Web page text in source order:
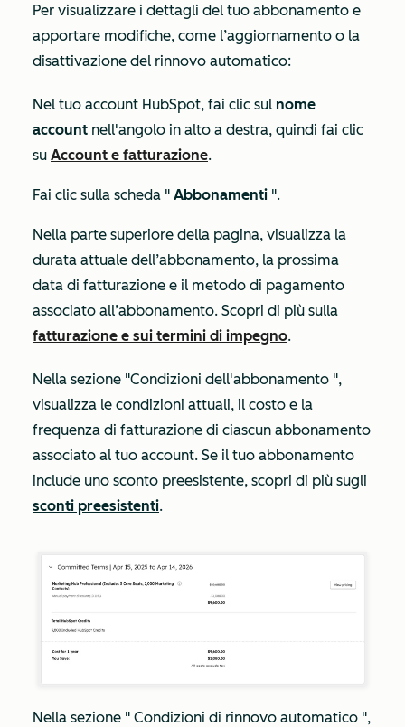
Per visualizzare i dettagli del tuo abbonamento e
apportare modifiche, come l’aggiornamento o la
disattivazione del rinnovo automatico:
Nel tuo account HubSpot, fai clic sul nome
account nell'angolo in alto a destra, quindi fai clic
su Account e fatturazione.
Fai clic sulla scheda " Abbonamenti ".
Nella parte superiore della pagina, visualizza la
durata attuale dell’abbonamento, la prossima
data di fatturazione e il metodo di pagamento
associato all’abbonamento. Scopri di più sulla
fatturazione e sui termini di impegno.
Nella sezione "Condizioni dell'abbonamento ",
visualizza le condizioni attuali, il costo e la
frequenza di fatturazione di ciascun abbonamento
associato al tuo account. Se il tuo abbonamento
include uno sconto preesistente, scopri di più sugli
sconti preesistenti.
Nella sezione " Condizioni di rinnovo automatico ",